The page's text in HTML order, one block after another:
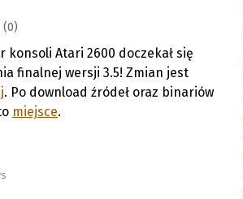
(0)
Atari 2600 doczekał się
finalnej wersji 3.5! Zmian jest
. Po download źródeł oraz binariów
miejsce.